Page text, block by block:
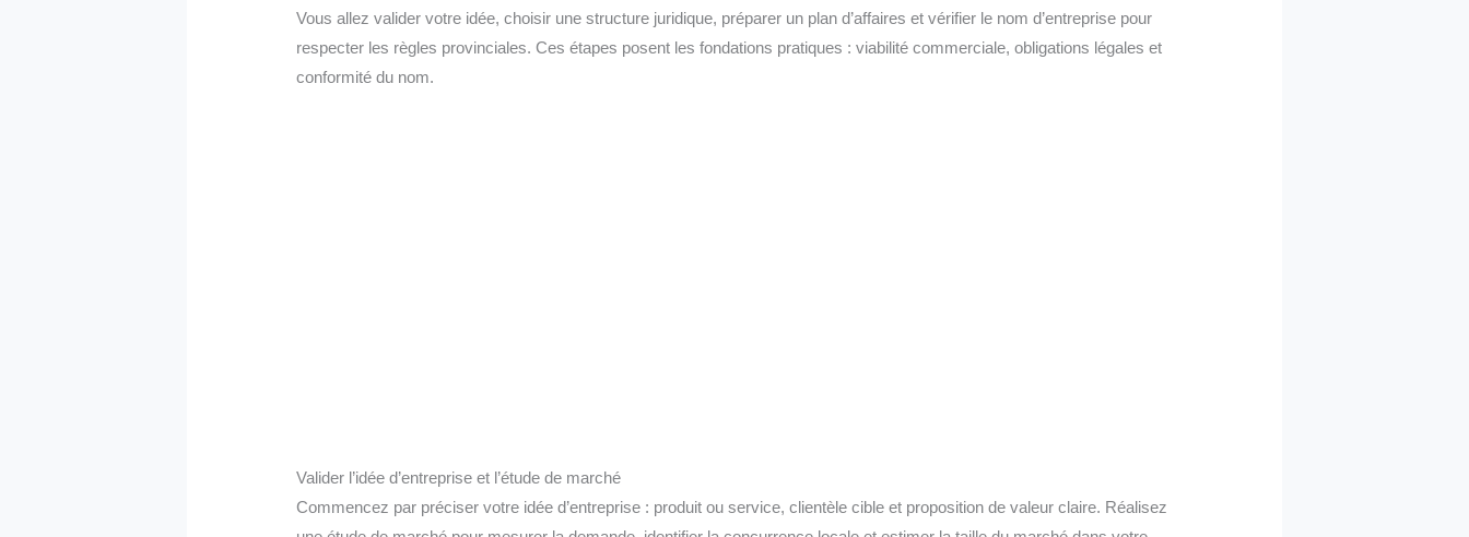
Vous allez valider votre idée, choisir une structure juridique, préparer un plan d’affaires et vérifier le nom d’entreprise pour
respecter les règles provinciales. Ces étapes posent les fondations pratiques : viabilité commerciale, obligations légales et
conformité du nom.
Valider l’idée d’entreprise et l’étude de marché
Commencez par préciser votre idée d’entreprise : produit ou service, clientèle cible et proposition de valeur claire. Réalisez